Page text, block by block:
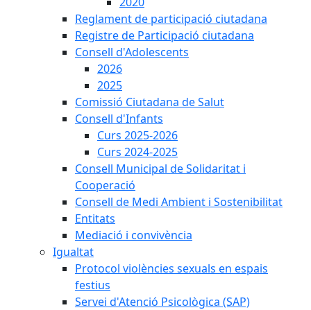
Reglament de participació ciutadana
Registre de Participació ciutadana
Consell d'Adolescents
2026
2025
Comissió Ciutadana de Salut
Consell d'Infants
Curs 2025-2026
Curs 2024-2025
Consell Municipal de Solidaritat i
Cooperació
Consell de Medi Ambient i Sostenibilitat
Entitats
Mediació i convivència
Igualtat
Protocol violències sexuals en espais
festius
Servei d'Atenció Psicològica (SAP)